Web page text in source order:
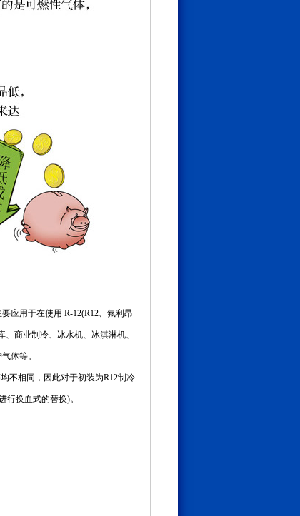
应用于在使用 R-12(R12、氟利昂
商业制冷、冰水机、冰淇淋机、
体等。
不相同，因此对于初装为R12制冷
行换血式的替换)。